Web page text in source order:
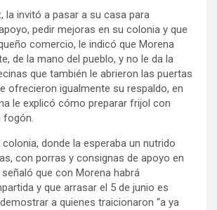
la invitó a pasar a su casa para
pedir mejoras en su colonia y que
comercio, le indicó que Morena
de la mano del pueblo, y no le da la
que también le abrieron las puertas
ofrecieron igualmente su respaldo, en
le explicó cómo preparar frijol con
fogón.
colonia, donde la esperaba un nutrido
con porras y consignas de apoyo en
que con Morena habrá
y que arrasar el 5 de junio es
a quienes traicionaron “a ya